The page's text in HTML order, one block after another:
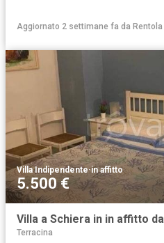
Aggiornato 2 settimane fa da Rentola
Villa Indipendente·in affitto
5.500 €
Terracina